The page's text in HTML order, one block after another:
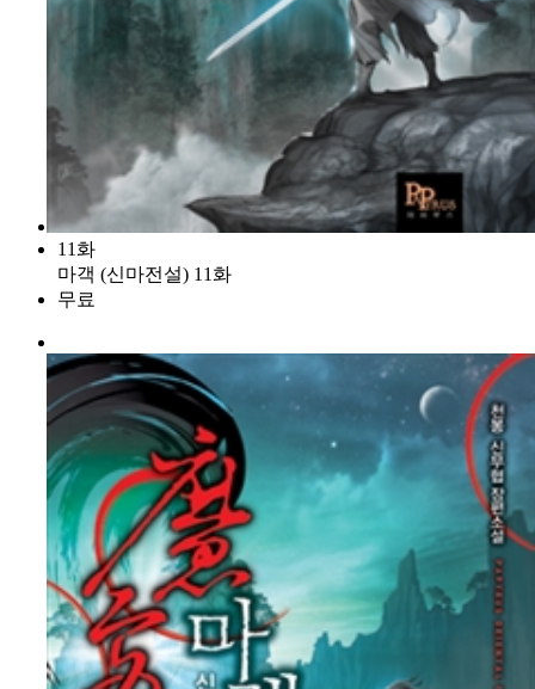
11화
마객 (신마전설) 11화
무료